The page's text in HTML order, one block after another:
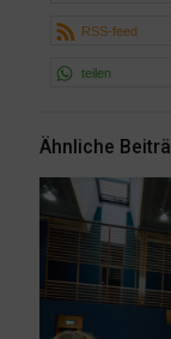
RSS-feed
teilen
Ähnliche